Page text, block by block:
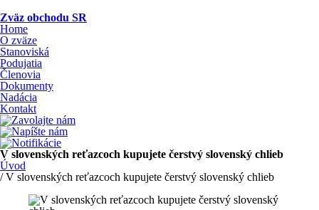
Zväz obchodu SR
Home
O zväze
Stanoviská
Podujatia
Členovia
Dokumenty
Nadácia
Kontakt
V slovenských reťazcoch kupujete čerstvý slovenský chlieb
Úvod
/ V slovenských reťazcoch kupujete čerstvý slovenský chlieb